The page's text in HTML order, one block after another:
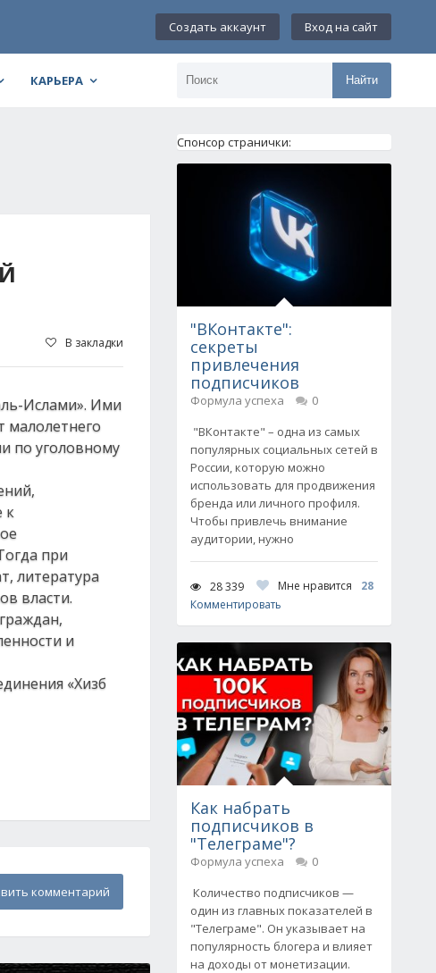
Создать аккаунт Вход на сайт
КАРЬЕРА Найти
В закладки
Ислами». Ими
малолетнего
по уголовному
к
при
литература
власти.
и
«Хизб
комментарий
Спонсор странички:
"ВКонтакте":
секреты
привлечения
подписчиков
Формула успеха
0
"ВКонтакте" – одна из самых
популярных социальных сетей в
России, которую можно
использовать для продвижения
бренда или личного профиля.
Чтобы привлечь внимание
аудитории, нужно
28 339 Мне нравится
28
Комментировать
Как набрать
подписчиков в
"Телеграме"?
Формула успеха
0
Количество подписчиков —
один из главных показателей в
"Телеграме". Он указывает на
популярность блогера и влияет
на доходы от монетизации.